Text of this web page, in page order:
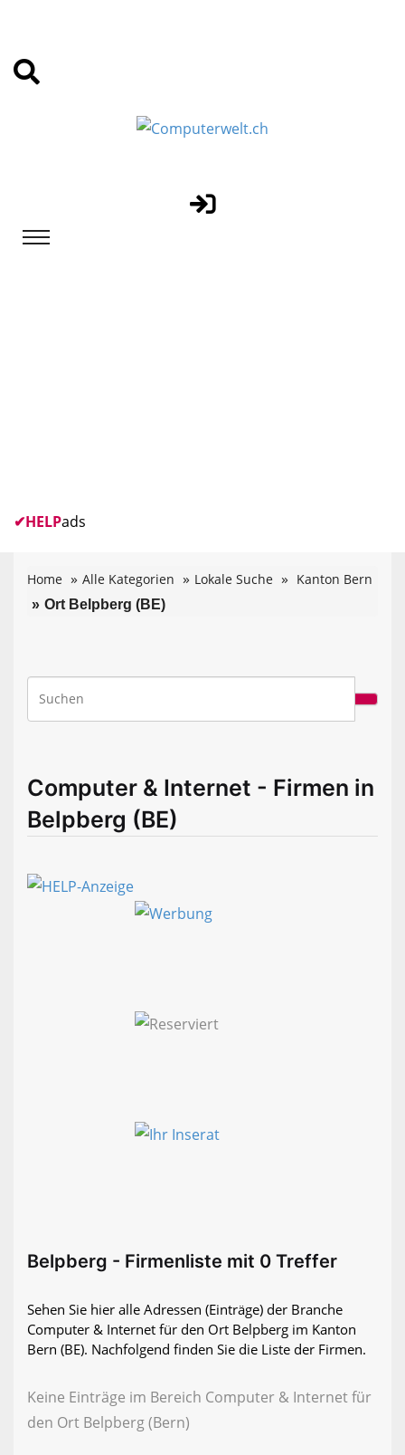
✔HELPads
Home Alle Kategorien Lokale Suche Kanton Bern
Ort Belpberg (BE)
Computer & Internet - Firmen in
Belpberg (BE)
Belpberg - Firmenliste mit 0 Treffer
Sehen Sie hier alle Adressen (Einträge) der Branche
Computer & Internet für den Ort Belpberg im Kanton
Bern (BE). Nachfolgend finden Sie die Liste der Firmen.
Keine Einträge im Bereich Computer & Internet für
den Ort Belpberg (Bern)